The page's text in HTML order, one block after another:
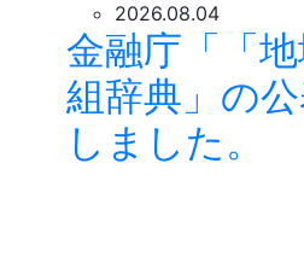
2026.08.04
金融庁「「
組辞典」の
しました。